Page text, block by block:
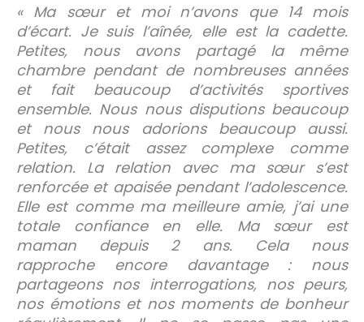
« Ma sœur et moi n’avons que 14 mois
d’écart. Je suis l’aînée, elle est la cadette.
Petites, nous avons partagé la même
chambre pendant de nombreuses années
et fait beaucoup d’activités sportives
ensemble. Nous nous disputions beaucoup
et nous nous adorions beaucoup aussi.
Petites, c’était assez complexe comme
relation. La relation avec ma sœur s’est
renforcée et apaisée pendant l’adolescence.
Elle est comme ma meilleure amie, j’ai une
totale confiance en elle. Ma sœur est
maman depuis 2 ans. Cela nous
rapproche encore davantage : nous
partageons nos interrogations, nos peurs,
nos émotions et nos moments de bonheur